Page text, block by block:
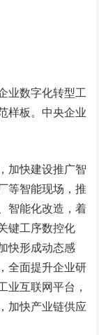
业数字化转型工
样板。中央企业
加快建设推广智
等智能现场，推
智能化改造，着
键工序数控化
快形成动态感
全面提升企业研
业互联网平台，
加快产业链供应